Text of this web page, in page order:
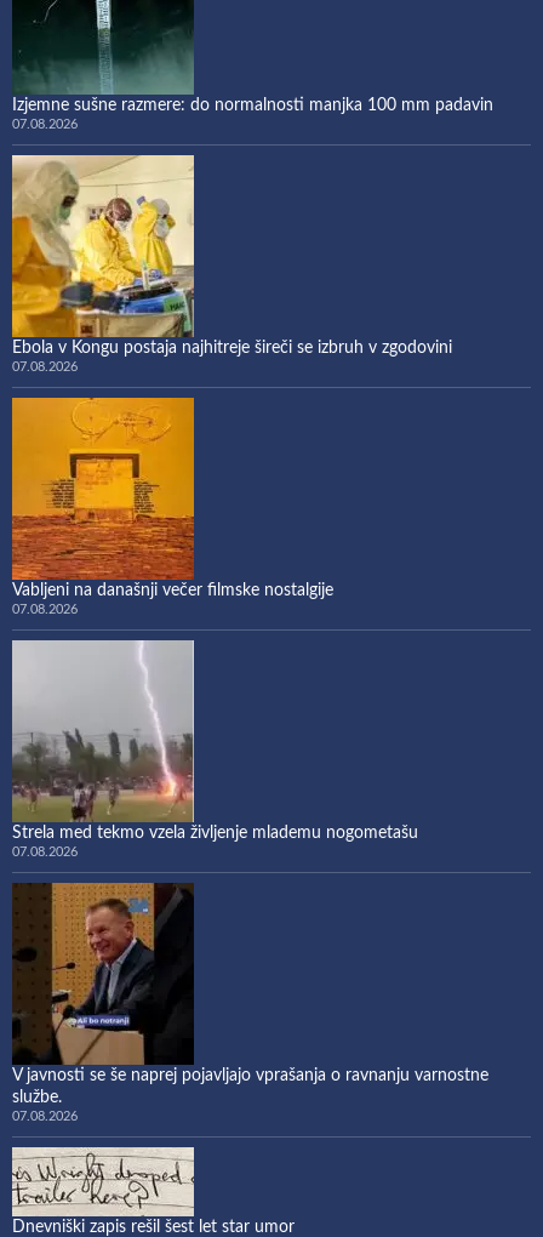
Izjemne sušne razmere: do normalnosti manjka 100 mm padavin
07.08.2026
Ebola v Kongu postaja najhitreje šireči se izbruh v zgodovini
07.08.2026
Vabljeni na današnji večer filmske nostalgije
07.08.2026
Strela med tekmo vzela življenje mlademu nogometašu
07.08.2026
V javnosti se še naprej pojavljajo vprašanja o ravnanju varnostne
službe.
07.08.2026
Dnevniški zapis rešil šest let star umor